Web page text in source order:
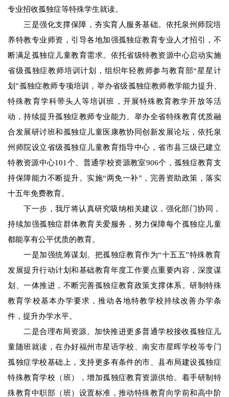
专业招收孤独症等特殊学生就读。
三是强化支撑保障，夯实育人服务基础。依托泉州师院培
养特教专业师资，引导各地加强孤独症教育专业人才招引，不
断满足孤独症儿童教育需求。依托省级特教资源中心启动实施
省级孤独症教师培训计划，组织年轻教师参与教育部“星星计
划”孤独症教师专项培训，举办省级孤独症教师教学能力提升、
特殊教育学科带头人等培训班，开展特殊教育教学开放等活
动，持续提升孤独症教师专业能力。举办全省特殊教育优质融
合发展研讨班和孤独症儿童医康教协同创新发展论坛，依托泉
州师院设立省级孤独症儿童教育指导中心，省市县三级已建立
特教资源中心101个、普通学校资源教室906个，孤独症教育支
持保障能力不断提升。实施“两免一补”，完善资助政策，落实
十五年免费教育。
下一步，我厅将认真研究吸纳相关建议，强化部门协同，
持续加强孤独症群体教育关爱服务，努力保障每个孤独症儿童
都能享有公平优质的教育。
一是加强统筹谋划。把孤独症教育作为“十五五”特殊教育
发展提升行动计划和基础教育年度工作要点重要内容，深度谋
划、一体推进，不断完善孤独症教育政策支撑体系。研制特殊
教育学校基本办学要求，推动各地特教学校持续改善办学条
件，提升办学水平。
二是合理布局资源。加快推进更多普通学校接收孤独症儿
童随班就读，在办好福州市星语学校、南安市星晖学校等专门
孤独症学校基础上，支持更多有条件的市、县布局建设孤独症
特殊教育学校（班），增加孤独症教育资源供给。着手研制特
殊教育中职部（班）设置标准，推动特殊教育向学前和高中阶